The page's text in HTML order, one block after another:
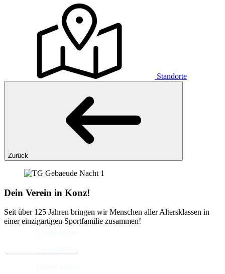
Standorte
Zurück
Dein Verein in Konz!
Seit über 125 Jahren bringen wir Menschen aller Altersklassen in
einer einzigartigen Sportfamilie zusammen!